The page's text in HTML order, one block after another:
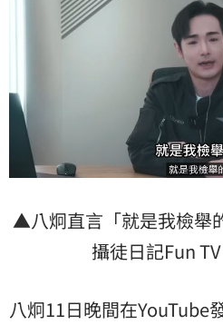
▲八炯直言「就是我檢舉
攝徒日記Fun TV
八炯11日晚間在YouTube